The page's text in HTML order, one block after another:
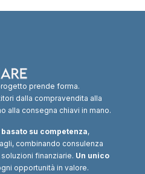
prende forma.
dalla compravendita alla
alla consegna chiavi in mano.
su competenza,
combinando consulenza
finanziarie. Un unico
opportunità in valore.